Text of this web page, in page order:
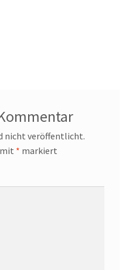
nicht veröffentlicht.
* markiert